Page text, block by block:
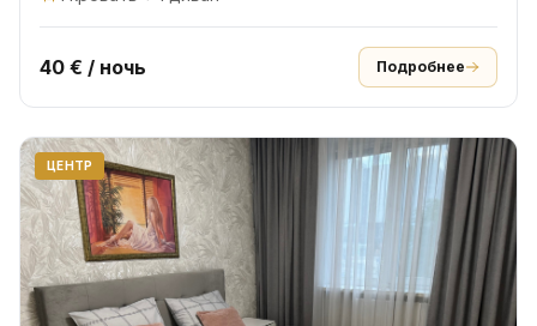
40 € / ночь Подробнее
ЦЕНТР